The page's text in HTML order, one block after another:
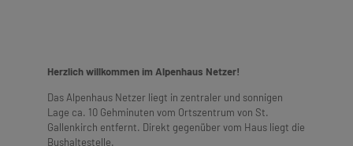
Herzlich willkommen im Alpenhaus Netzer!
Das Alpenhaus Netzer liegt in zentraler und sonnigen
Lage ca. 10 Gehminuten vom Ortszentrum von St.
Gallenkirch entfernt. Direkt gegenüber vom Haus liegt die
Bushaltestelle.